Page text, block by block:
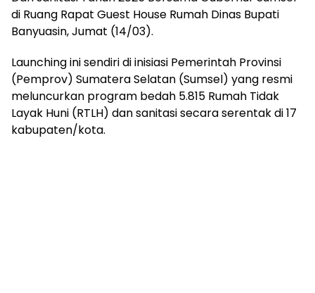
gaya
hidup,
hiburan,
dari
SARA,
narkoba
dan
berita
di Ruang Rapat Guest House Rumah Dinas Bupati
Banyuasin, Jumat (14/03).
Launching ini sendiri di inisiasi Pemerintah Provinsi
(Pemprov) Sumatera Selatan (Sumsel) yang resmi
meluncurkan program bedah 5.815 Rumah Tidak
Layak Huni (RTLH) dan sanitasi secara serentak di 17
kabupaten/kota.